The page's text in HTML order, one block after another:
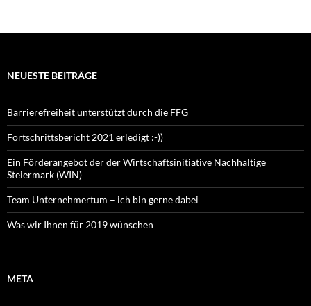
NEUESTE BEITRÄGE
Barrierefreiheit unterstützt durch die FFG
Fortschrittsbericht 2021 erledigt :-))
Ein Förderangebot der der Wirtschaftsinitiative Nachhaltige
Steiermark (WIN)
Team Unternehmertum – ich bin gerne dabei
Was wir Ihnen für 2019 wünschen
META